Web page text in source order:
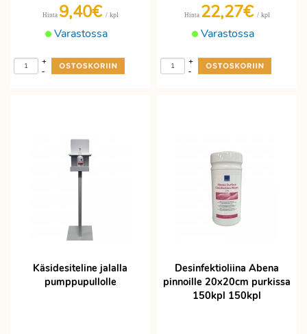
Varastossa
Hinta 9,40€ / kpl
-
+
Varastossa
Hinta 22,27€ / kpl
-
+
Käsidesiteline jalalla
pumppupullolle
Desinfektioliina Abena
pinnoille 20x20cm purkissa
150kpl 150kpl